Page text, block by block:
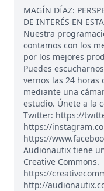
MAGÍN DÍAZ:
DE INTERÉS EN
Nuestra
contamos con los
por los mejores
Puedes
vernos las 24
mediante una
estudio. Únete a la
Twitter: https://
https://
https://
Audionautix tiene
Creative Commons.
https://
http://